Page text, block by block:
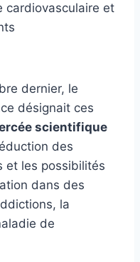
cardiovasculaire et
dernier, le
désignait ces
scientifique
des
et les possibilités
dans des
la
de